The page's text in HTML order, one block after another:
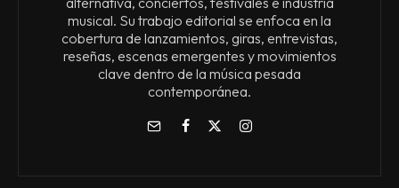
musical. Su trabajo editorial se enfoca en la
cobertura de lanzamientos, giras, entrevistas,
reseñas, escenas emergentes y movimientos
clave dentro de la música pesada
contemporánea.